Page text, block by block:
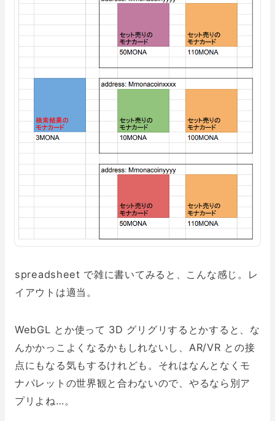
spreadsheet で雑に書いてみると、こんな感じ。レ
イアウトは適当。
WebGL とか使って 3D グリグリするとかすると、な
んかかっこよくなるかもしれないし、AR/VR との接
点にもなる気もするけれども。それはなんとなくモ
ナパレットの世界観と合わないので、やるなら別ア
プリよね…。